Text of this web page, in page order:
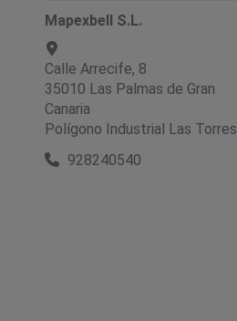
Mapexbell S.L.
Calle Arrecife, 8
35010 Las Palmas de Gran
Canaria
Polígono Industrial Las Torres
928240540